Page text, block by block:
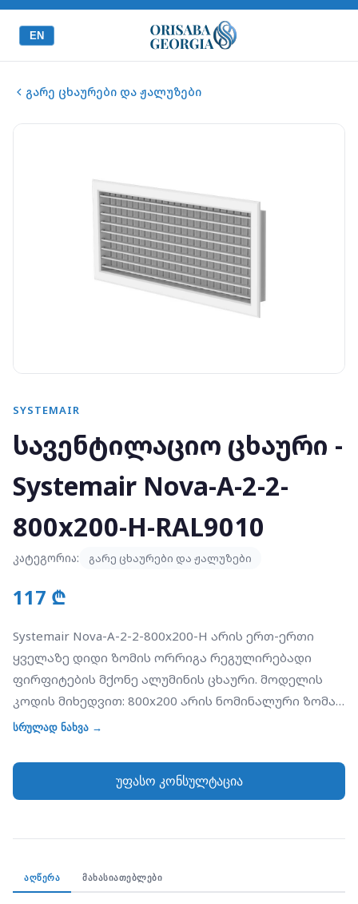
EN
გარე ცხაურები და ჟალუზები
SYSTEMAIR
სავენტილაციო ცხაური -
Systemair Nova-A-2-2-
800x200-H-RAL9010
კატეგორია: გარე ცხაურები და ჟალუზები
117 ₾
Systemair Nova-A-2-2-800x200-H არის ერთ-ერთი
ყველაზე დიდი ზომის ორრიგა რეგულირებადი
ფირფიტების მქონე ალუმინის ცხაური. მოდელის
კოდის მიხედვით: 800x200 არის ნომინალური ზომა,
2-2 მიუთითებს ფირფიტების ორმაგ რიგზე
მიმართულების სრულყოფილი კონტროლის
საშუალებას იძლევა. H ნიშნავს, რომ წინა რიგის
გამტარუნარიანობას და გამოიყენება დიდ
ინდუსტრიულ ან კომერციულ ობიექტებში, სადაც
სრულად ნახვა →
უფასო კონსულტაცია
ᲐᲦᲬᲔᲠᲐ ᲛᲐᲮᲐᲡᲘᲐᲗᲔᲑᲚᲔᲑᲘ